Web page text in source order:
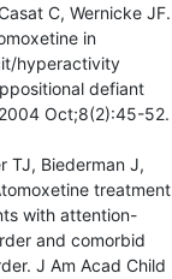
C, Wernicke JF.
in
hyperactivity
defiant
Oct;8(2):45-52.
TJ, Biederman J,
treatment
with attention-
and comorbid
J Am Acad Child